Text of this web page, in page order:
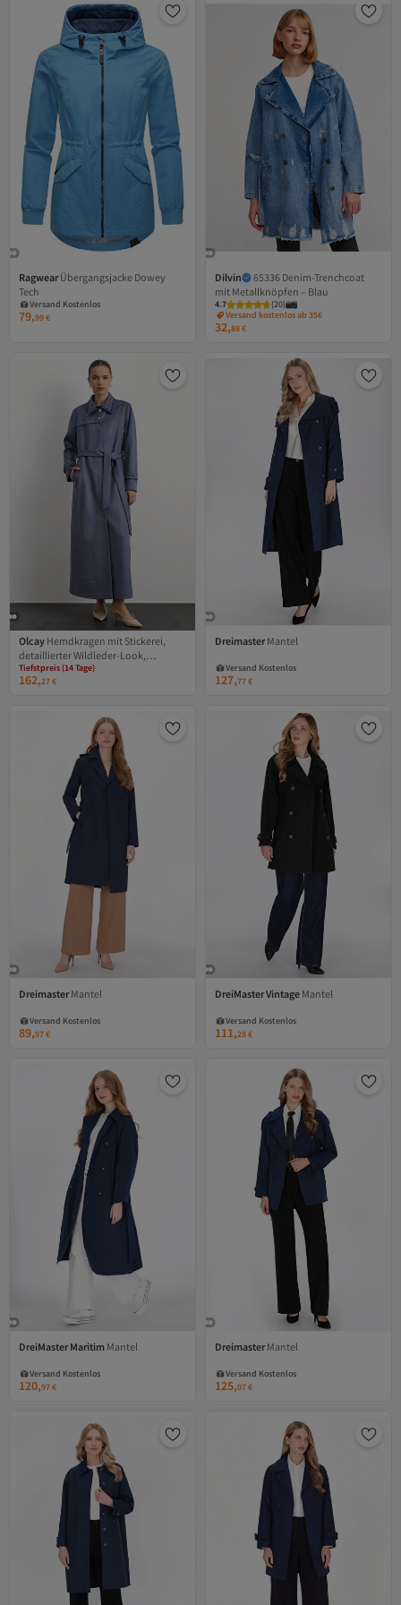
Ragwear Übergangsjacke Dowey
TechVersand Kostenlos
Gratis Versand
Versand Kostenlos
79,99€
Dilvin
65336 Denim-Trenchcoat
mit Metallknöpfen – Blau
4.7 (20)
Versand kostenlos ab 35€
32,88€
Olcay Hemdkragen mit Stickerei,
detaillierter Wildleder-Look,
Übergrößen-Mantel, BLAU 6785
Tiefstpreis (14 Tage)
Versand Kostenlos
Gratis Versand
162,27€
Dreimaster Mantel
Gratis Versand
Versand Kostenlos
127,77€
Dreimaster Mantel
Gratis Versand
Versand Kostenlos
89,97€
DreiMaster Vintage Mantel
Gratis Versand
Versand Kostenlos
111,28€
DreiMaster Maritim Mantel
Gratis Versand
Versand Kostenlos
120,97€
Dreimaster Mantel
Gratis Versand
Versand Kostenlos
125,07€